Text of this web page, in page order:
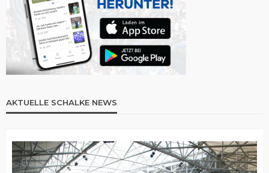
AKTUELLE SCHALKE NEWS